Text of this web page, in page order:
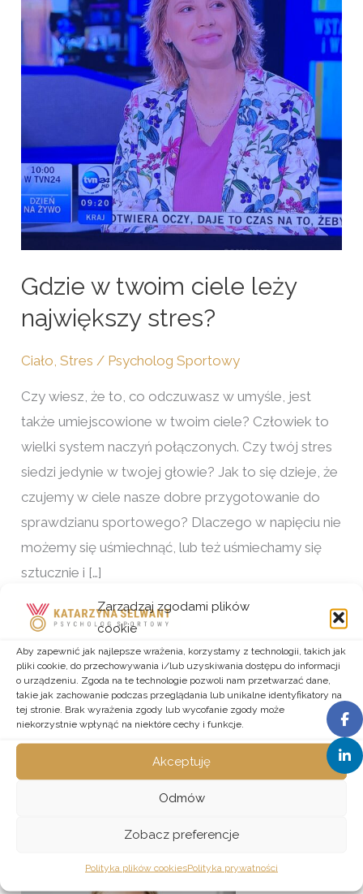
Zarządzaj zgodami plików
cookie
Aby zapewnić jak najlepsze wrażenia, korzystamy z technologii, takich jak
pliki cookie, do przechowywania i/lub uzyskiwania dostępu do informacji
o urządzeniu. Zgoda na te technologie pozwoli nam przetwarzać dane,
takie jak zachowanie podczas przeglądania lub unikalne identyfikatory na
tej stronie. Brak wyrażenia zgody lub wycofanie zgody może
niekorzystnie wpłynąć na niektóre cechy i funkcje.
Akceptuję
Odmów
Zobacz preferencje
Polityka plików cookiesPolityka prywatności
Gdzie w twoim ciele leży
największy stres?
Ciało,Stres / Psycholog Sportowy
Czy wiesz, że to, co odczuwasz w umyśle, jest
także umiejscowione w twoim ciele? Człowiek to
wielki system naczyń połączonych. Czy twój stres
siedzi jedynie w twojej głowie? Jak to się dzieje, że
czujemy w ciele nasze dobre przygotowanie do
sprawdzianu sportowego? Dlaczego w napięciu nie
możemy się uśmiechnąć, lub też uśmiechamy się
sztucznie i […]
ciele
leży
największy
Dowiedz się więcej »